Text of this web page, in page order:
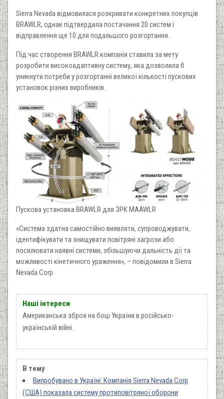
Sierra Nevada відмовилася розкривати конкретних покупців
BRAWLR, однак підтвердила постачання 20 систем і
відправлення ще 10 для подальшого розгортання.
Під час створення BRAWLR компанія ставила за мету
розробити високоадаптивну систему, яка дозволила б
уникнути потреби у розгортанні великої кількості пускових
установок різних виробників.
Пускова установка BRAWLR для ЗРК MAAWLR
«Система здатна самостійно виявляти, супроводжувати,
ідентифікувати та знищувати повітряні загрози або
посилювати наявні системи, збільшуючи дальність дії та
можливості кінетичного ураження», – повідомили в Sierra
Nevada Corp.
Наші інтереси
Американська зброя на боці України в російсько-
українській війні.
В тему
Випробувано в Україні: Компанія Sierra Nevada Corp
(США) показала систему протиповітряної оборони